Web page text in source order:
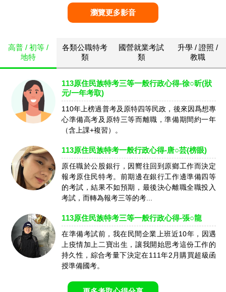
瀏覽更多影音
高普 / 初等 /
地特
各類公職特考
類
國營就業考試
類
升學 / 證照 /
教職
113原住民族特考三等一般行政心得-徐○昕(狀
元/一年考取)
110年上榜過普考及原特四等民政，後來因爲想專
心準備高考及原特三等而離職，準備期間約一年
（含上課+複習）。
113原住民族特考一般行政心得-唐○芸(榜眼)
原任職於公股銀行，因嚮往回到原鄉工作而決定
報考原住民特考。前期邊在銀行工作邊準備四等
的考試，結果不如預期，最後決心離職全職投入
考試，而轉為報考三等的考...
113原住民族特考三等一般行政心得-張○龍
在準備考試前，我在民間企業上班近10年，因遇
上疫情加上二寶出生，讓我開始思考這份工作的
持久性，綜合考量下決定在111年2月購買超級函
授準備國考。